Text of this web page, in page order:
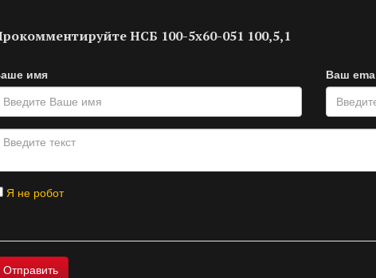
НСБ 100-5х60-051 100,5,1
имя Ваш
Я не робот